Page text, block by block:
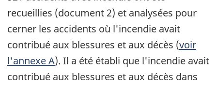
recueillies (document 2) et analysées pour
cerner les accidents où l'incendie avait
contribué aux blessures et aux décès (voir
l'annexe A). Il a été établi que l'incendie avait
contribué aux blessures et aux décès dans